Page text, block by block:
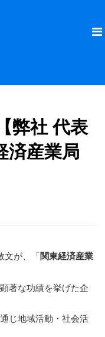
弊社 代表
済産業局
文が、「関東経済産業
著な功績を挙げた企
じ地域活動・社会活